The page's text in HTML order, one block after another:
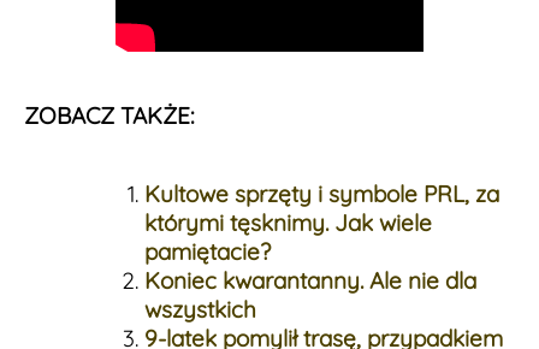
ZOBACZ TAKŻE:
Kultowe sprzęty i symbole PRL, za
którymi tęsknimy. Jak wiele
pamiętacie?
Koniec kwarantanny. Ale nie dla
wszystkich
9-latek pomylił trasę, przypadkiem